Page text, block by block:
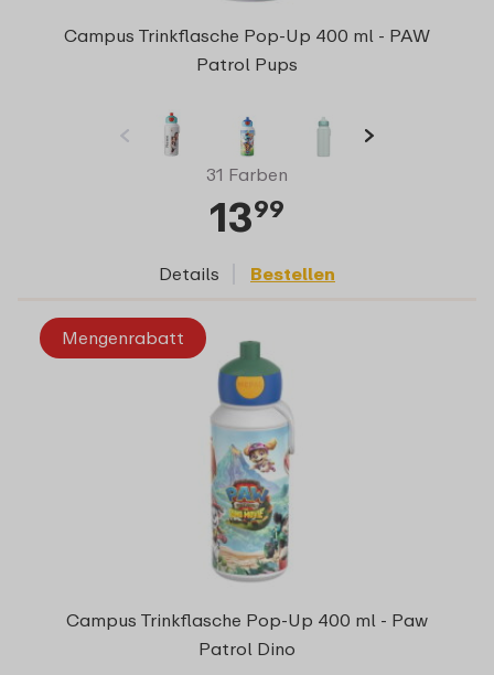
Campus Trinkflasche Pop-Up 400 ml - PAW
Patrol Pups
31 Farben
1399
Details Bestellen
Mengenrabatt
Campus Trinkflasche Pop-Up 400 ml - Paw
Patrol Dino